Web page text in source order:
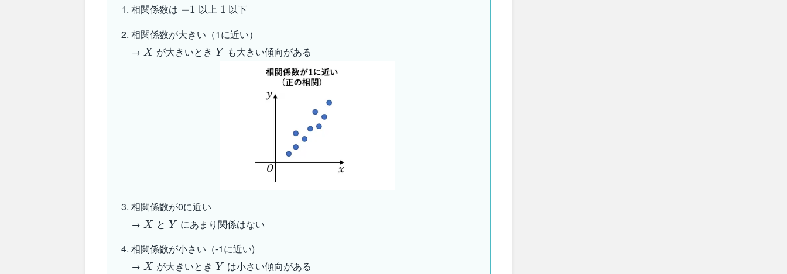
相関係数は -1
−1 以上 1
1 以下
相関係数が大きい（1に近い）
→ X
X が大きいときY
Y も大きい傾向がある
相関係数が0に近い
→ X
X とY
Y にあまり関係はない
相関係数が小さい（-1に近い)
→ X
X が大きいときY
Y は小さい傾向がある